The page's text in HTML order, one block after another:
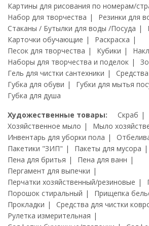
Картины для рисования по номерам/
Набор для творчества
Резинки для
Стаканы / Бутылки для воды /Посуда
Карточки обучающие
Раскраска
Песок для творчества
Кубики
Наборы для творчества и поделок
Гель для чистки сантехники
Губка для обуви
Губки для мытья
Губка для душа
Художественные товары:
Скраб
Хозяйственное мыло
Мыло
Инвентарь для уборки пола
Пакетики "ЗИП"
Пакеты для мусора
Пена для бритья
Пена для ванн
Пергамент для выпечки
Перчатки хозяйственный/резиновые
Порошок стиральный
Прищепка
Прокладки
Средства для чистки
Рулетка измерительная